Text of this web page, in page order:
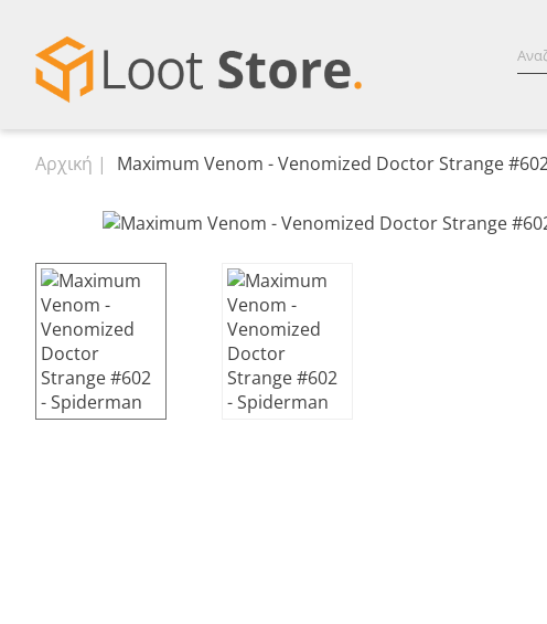
Αρχική Maximum Venom - Venomized Doctor Strange